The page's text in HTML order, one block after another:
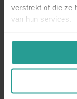
verstrekt of die ze
van hun services.
manier de
van bestrijden en